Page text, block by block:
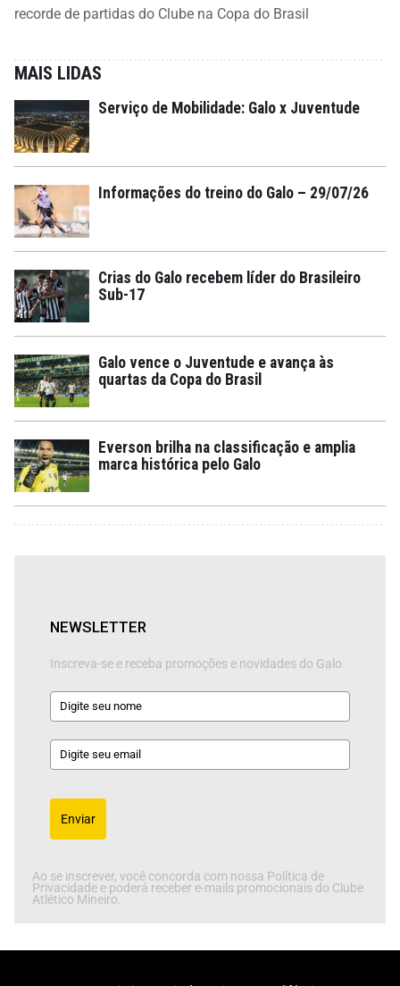
recorde de partidas do Clube na Copa do Brasil
MAIS LIDAS
Serviço de Mobilidade: Galo x Juventude
Informações do treino do Galo – 29/07/26
Crias do Galo recebem líder do Brasileiro
Sub-17
Galo vence o Juventude e avança às
quartas da Copa do Brasil
Everson brilha na classificação e amplia
marca histórica pelo Galo
NEWSLETTER
Inscreva-se e receba promoções e novidades do Galo
Enviar
Ao se inscrever, você concorda com nossa Política de
Privacidade e poderá receber e-mails promocionais do Clube
Atlético Mineiro.